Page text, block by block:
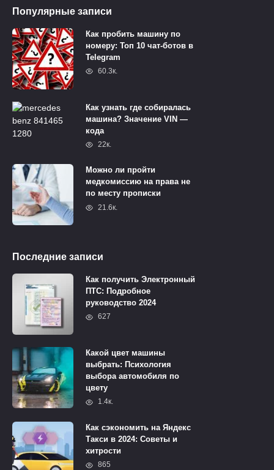
Популярные записи
Как пробить машину по
номеру: Топ 10 чат-ботов в
Telegram
60.3к.
Как узнать где собиралась
машина? Значение VIN —
кода
22к.
Можно ли пройти
медкомиссию на права не
по месту прописки
21.6к.
Последние записи
Как получить Электронный
ПТС: Подробное
руководство 2024
627
Какой цвет машины
выбрать: Психология
выбора автомобиля по
цвету
1.4к.
Как сэкономить на Яндекс
Такси в 2024: Советы и
хитрости
865